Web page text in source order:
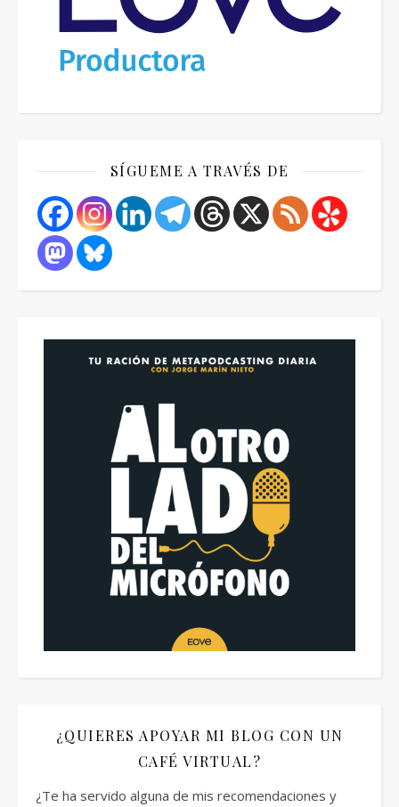
SÍGUEME A TRAVÉS DE
¿QUIERES APOYAR MI BLOG CON UN
CAFÉ VIRTUAL?
¿Te ha servido alguna de mis recomendaciones y